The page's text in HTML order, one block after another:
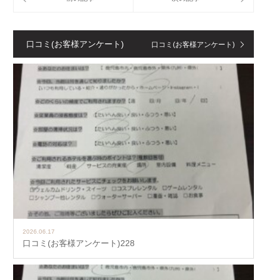
口コミ(お客様アンケート) 口コミ(お客様アンケート)
2026.06.17
口コミ(お客様アンケート)228